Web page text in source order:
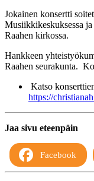
Jokainen konsertti
Musiikkikeskuksessa
Raahen kirkossa.
Hankkeen
Raahen seurakunta.
Katso
https://
Jaa sivu eteenpäin
Facebook